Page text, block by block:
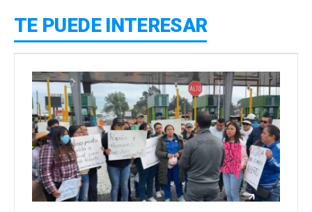
TE PUEDE INTERESAR